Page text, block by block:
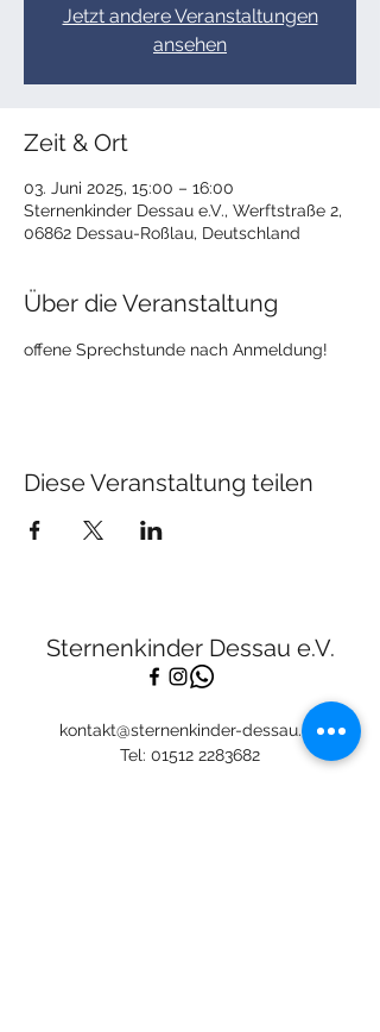
Jetzt andere Veranstaltungen
ansehen
Zeit & Ort
03. Juni 2025, 15:00 – 16:00
Sternenkinder Dessau e.V., Werftstraße 2,
06862 Dessau-Roßlau, Deutschland
Über die Veranstaltung
offene Sprechstunde nach Anmeldung!
Diese Veranstaltung teilen
Sternenkinder Dessau e.V.
Tel: 01512 2283682
kontakt@sternenkinder-dessau.de